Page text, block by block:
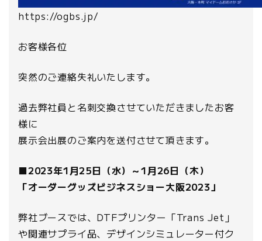
https://ogbs.jp/
お客様各位
突然のご連絡失礼いたします。
過去弊社員と名刺交換させていただきましたお客
様に
展示会出展のご案内を送付させて頂きます。
■2023年1月25日（水）～1月26日（木）
「オーダーグッズビジネスショー大阪2023」
弊社ブースでは、DTFプリンター「Trans Jet」
や関連サプライ品、デザインシミュレーター付ク